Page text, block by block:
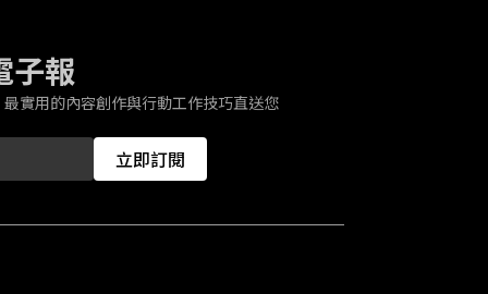
子報
實用的內容創作與行動工作技巧直送您
立即訂閱